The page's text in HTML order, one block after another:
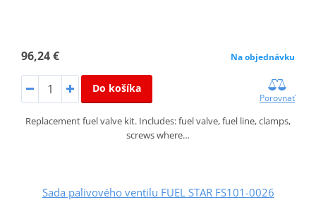
96,24 € Na objednávku
Do košíka
Porovnať
Replacement fuel valve kit. Includes: fuel valve, fuel line, clamps,
screws where…
Sada palivového ventilu FUEL STAR FS101-0026